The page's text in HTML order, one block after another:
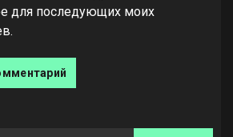
для последующих моих